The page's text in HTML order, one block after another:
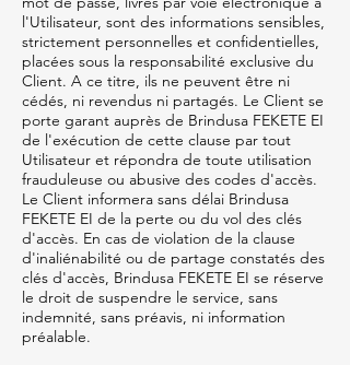
l'Utilisateur, sont des informations sensibles,
strictement personnelles et confidentielles,
placées sous la responsabilité exclusive du
Client. A ce titre, ils ne peuvent être ni
cédés, ni revendus ni partagés. Le Client se
porte garant auprès de Brindusa FEKETE EI
de l'exécution de cette clause par tout
Utilisateur et répondra de toute utilisation
frauduleuse ou abusive des codes d'accès.
Le Client informera sans délai Brindusa
FEKETE EI de la perte ou du vol des clés
d'accès. En cas de violation de la clause
d'inaliénabilité ou de partage constatés des
clés d'accès, Brindusa FEKETE EI se réserve
le droit de suspendre le service, sans
indemnité, sans préavis, ni information
préalable.